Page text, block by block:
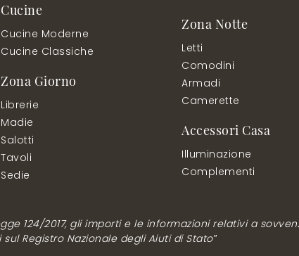
Cucine
Cucine Moderne
Cucine Classiche
Zona Giorno
Librerie
Madie
Salotti
Tavoli
Sedie
Zona Notte
Letti
Comodini
Armadi
Camerette
Accessori Casa
Illuminazione
Complementi
124/2017, gli importi e le informazioni relativi a
Registro Nazionale degli Aiuti di Stato”